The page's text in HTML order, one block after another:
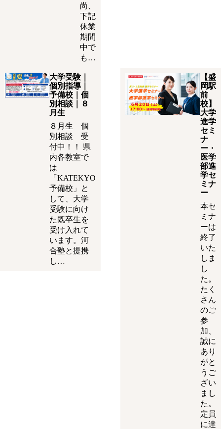
尚、
下記
休業
期間
中で
も…
大学受験｜
個別指導｜
予備校｜個
別相談｜８
月生
８月生 個
別相談 受
付中！！ 県
内各教室で
は
「KATEKYO
予備校」と
して、大学
受験に向け
た既卒生を
受け入れて
います。河
合塾と提携
し…
【盛
岡駅
前
校】
大学
進学
セミ
ナ
ー・
医学
部進
学セ
ミナ
ー
本セ
ミナ
ーは
終了
いた
しま
し
た。
たく
さん
のご
参
加、
誠に
あり
がと
うご
ざい
まし
た。
定員
に達